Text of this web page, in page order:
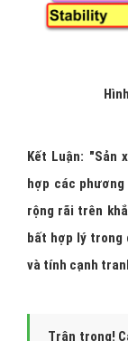
Kết Luận: "Sản
hợp các
rộng rãi trên
bất hợp lý trong
và tính cạnh
Trân trọng!